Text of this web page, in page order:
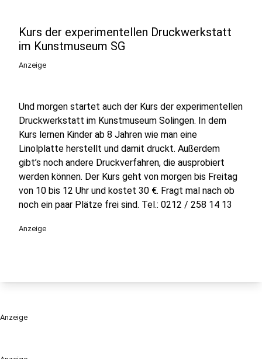
Kurs der experimentellen Druckwerkstatt
im Kunstmuseum SG
Anzeige
Und morgen startet auch der Kurs der experimentellen
Druckwerkstatt im Kunstmuseum Solingen. In dem
Kurs lernen Kinder ab 8 Jahren wie man eine
Linolplatte herstellt und damit druckt. Außerdem
gibt’s noch andere Druckverfahren, die ausprobiert
werden können. Der Kurs geht von morgen bis Freitag
von 10 bis 12 Uhr und kostet 30 €. Fragt mal nach ob
noch ein paar Plätze frei sind. Tel.: 0212 / 258 14 13
Anzeige
Anzeige